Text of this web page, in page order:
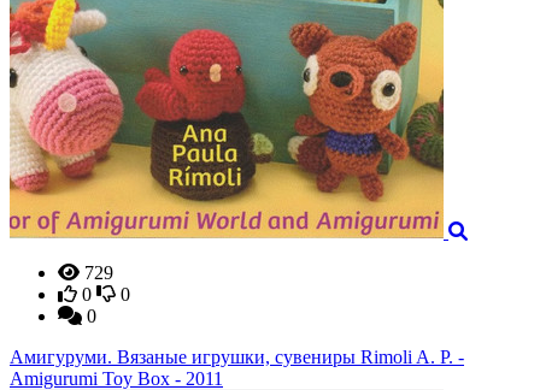
729
0
0
0
Амигуруми. Вязаные игрушки, сувениры Rimoli A. P. -
Amigurumi Toy Box - 2011